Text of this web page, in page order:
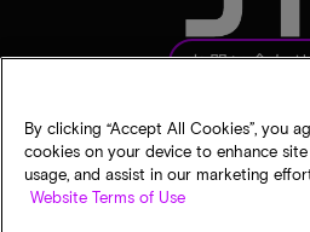
お問い合わ
By clicking “Accept All Cookies”, you
cookies on your device to enhance
usage, and assist in our marketing
Website Terms of Use